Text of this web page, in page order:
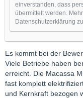
einverstanden, dass
übermittelt werden.
Datenschutzerklärung
Es kommt bei der
Viele Betriebe haben
erreicht. Die Macassa
fast komplett
und Kernkraft bezogen